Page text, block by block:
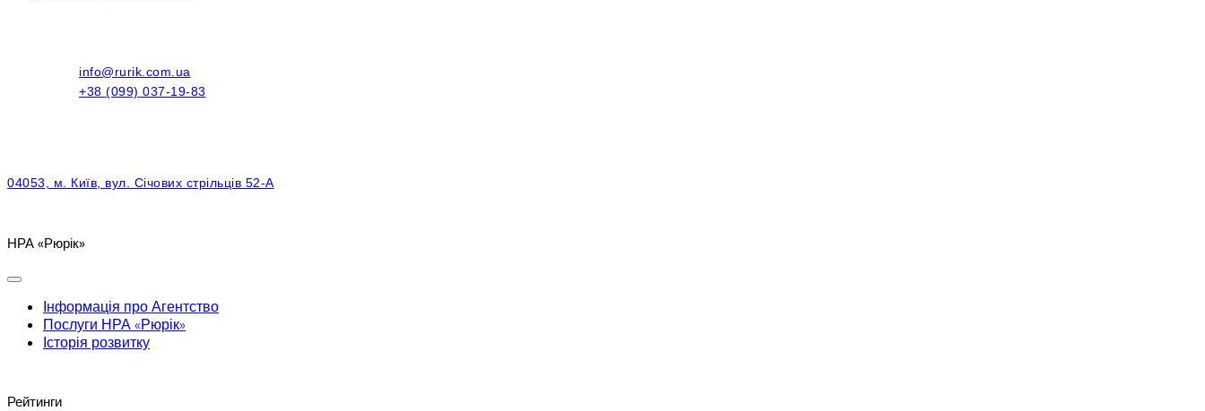
info@rurik.com.ua
+38 (099) 037-19-83
04053, м. Київ, вул. Січових стрільців 52-А
НРА «Рюрік»
Інформація про Агентство
Послуги НРА «Рюрік»
Історія розвитку
Рейтинги